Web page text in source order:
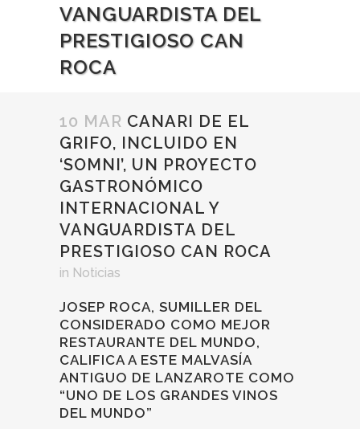
VANGUARDISTA DEL
PRESTIGIOSO CAN
ROCA
10 MAR CANARI DE EL
GRIFO, INCLUIDO EN
‘SOMNI’, UN PROYECTO
GASTRONÓMICO
INTERNACIONAL Y
VANGUARDISTA DEL
PRESTIGIOSO CAN ROCA
in Noticias
JOSEP ROCA, SUMILLER DEL
CONSIDERADO COMO MEJOR
RESTAURANTE DEL MUNDO,
CALIFICA A ESTE MALVASÍA
ANTIGUO DE LANZAROTE COMO
“UNO DE LOS GRANDES VINOS
DEL MUNDO”